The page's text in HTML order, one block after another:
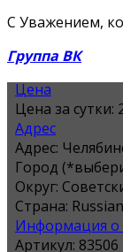
С Уважением,
Группа ВК
Цена
Цена за сутки:
Адрес
Адрес:
Город
Округ:
Страна:
Информация о
Артикул: 83506